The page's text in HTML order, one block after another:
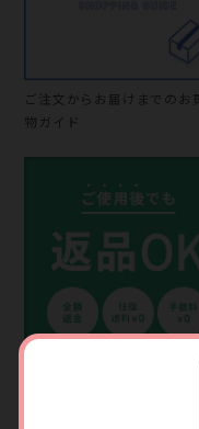
ご注文からお届けまでのお
物ガイド